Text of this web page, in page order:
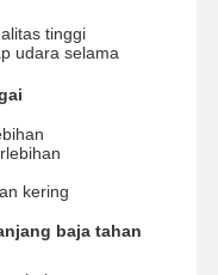
tinggi
udara selama
kering
baja tahan